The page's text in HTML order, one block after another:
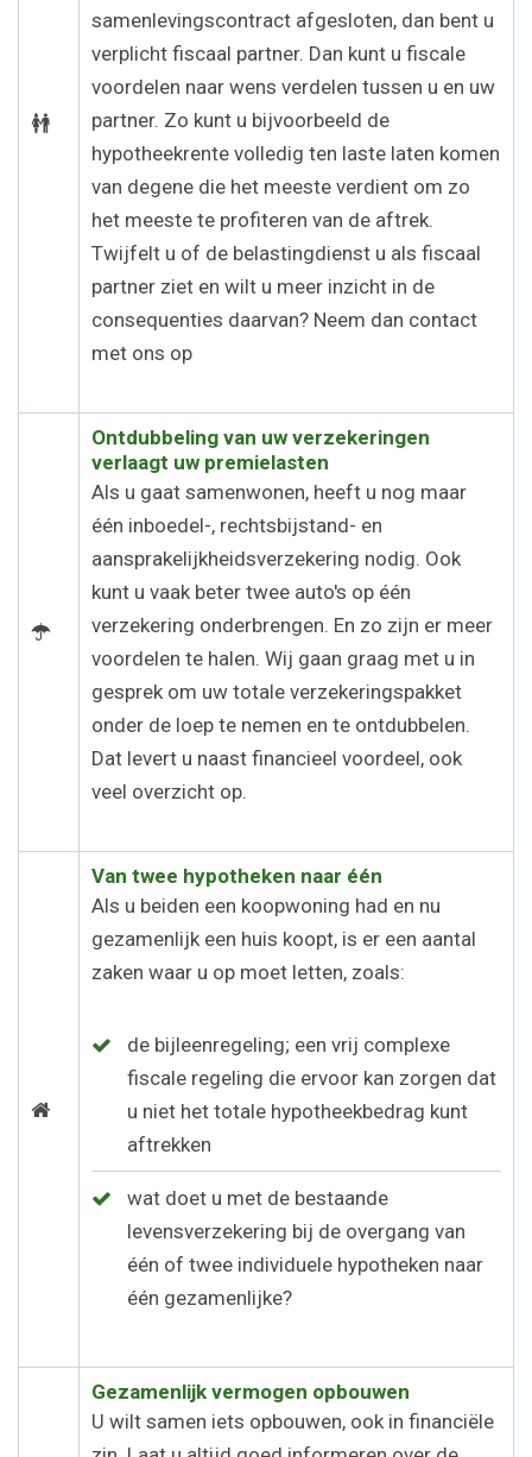
samenlevingscontract afgesloten, dan bent u
verplicht fiscaal partner. Dan kunt u fiscale
voordelen naar wens verdelen tussen u en uw
partner. Zo kunt u bijvoorbeeld de
hypotheekrente volledig ten laste laten komen
van degene die het meeste verdient om zo
het meeste te profiteren van de aftrek.
Twijfelt u of de belastingdienst u als fiscaal
partner ziet en wilt u meer inzicht in de
consequenties daarvan? Neem dan contact
met ons op
Ontdubbeling van uw verzekeringen
verlaagt uw premielasten
Als u gaat samenwonen, heeft u nog maar
één inboedel-, rechtsbijstand- en
aansprakelijkheidsverzekering nodig. Ook
kunt u vaak beter twee auto's op één
verzekering onderbrengen. En zo zijn er meer
voordelen te halen. Wij gaan graag met u in
gesprek om uw totale verzekeringspakket
onder de loep te nemen en te ontdubbelen.
Dat levert u naast financieel voordeel, ook
veel overzicht op.
Van twee hypotheken naar één
Als u beiden een koopwoning had en nu
gezamenlijk een huis koopt, is er een aantal
zaken waar u op moet letten, zoals:
de bijleenregeling; een vrij complexe
fiscale regeling die ervoor kan zorgen dat
u niet het totale hypotheekbedrag kunt
aftrekken
wat doet u met de bestaande
levensverzekering bij de overgang van
één of twee individuele hypotheken naar
één gezamenlijke?
Gezamenlijk vermogen opbouwen
U wilt samen iets opbouwen, ook in financiële